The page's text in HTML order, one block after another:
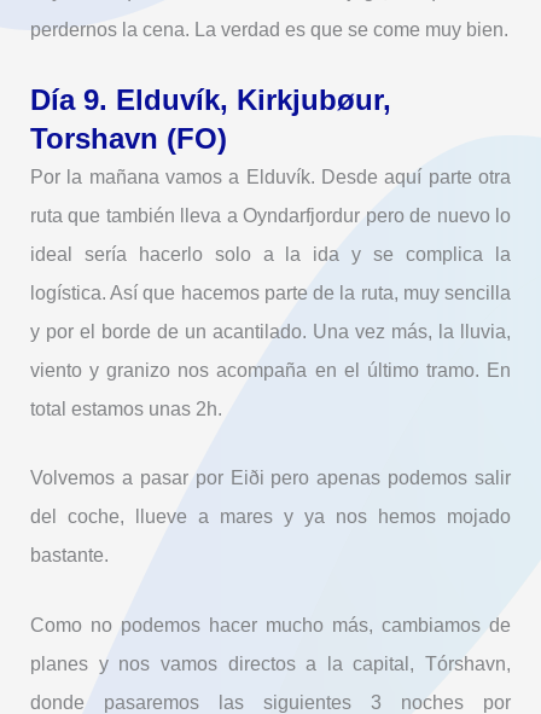
perdernos la cena. La verdad es que se come muy bien.
Día 9. Elduvík, Kirkjubøur,
Torshavn (FO)
Por la mañana vamos a Elduvík. Desde aquí parte otra
ruta que también lleva a Oyndarfjordur pero de nuevo lo
ideal sería hacerlo solo a la ida y se complica la
logística. Así que hacemos parte de la ruta, muy sencilla
y por el borde de un acantilado. Una vez más, la lluvia,
viento y granizo nos acompaña en el último tramo. En
total estamos unas 2h.
Volvemos a pasar por Eiði pero apenas podemos salir
del coche, llueve a mares y ya nos hemos mojado
bastante.
Como no podemos hacer mucho más, cambiamos de
planes y nos vamos directos a la capital, Tórshavn,
donde pasaremos las siguientes 3 noches por